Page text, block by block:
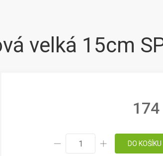
velká 15cm
DO KOŠÍKU